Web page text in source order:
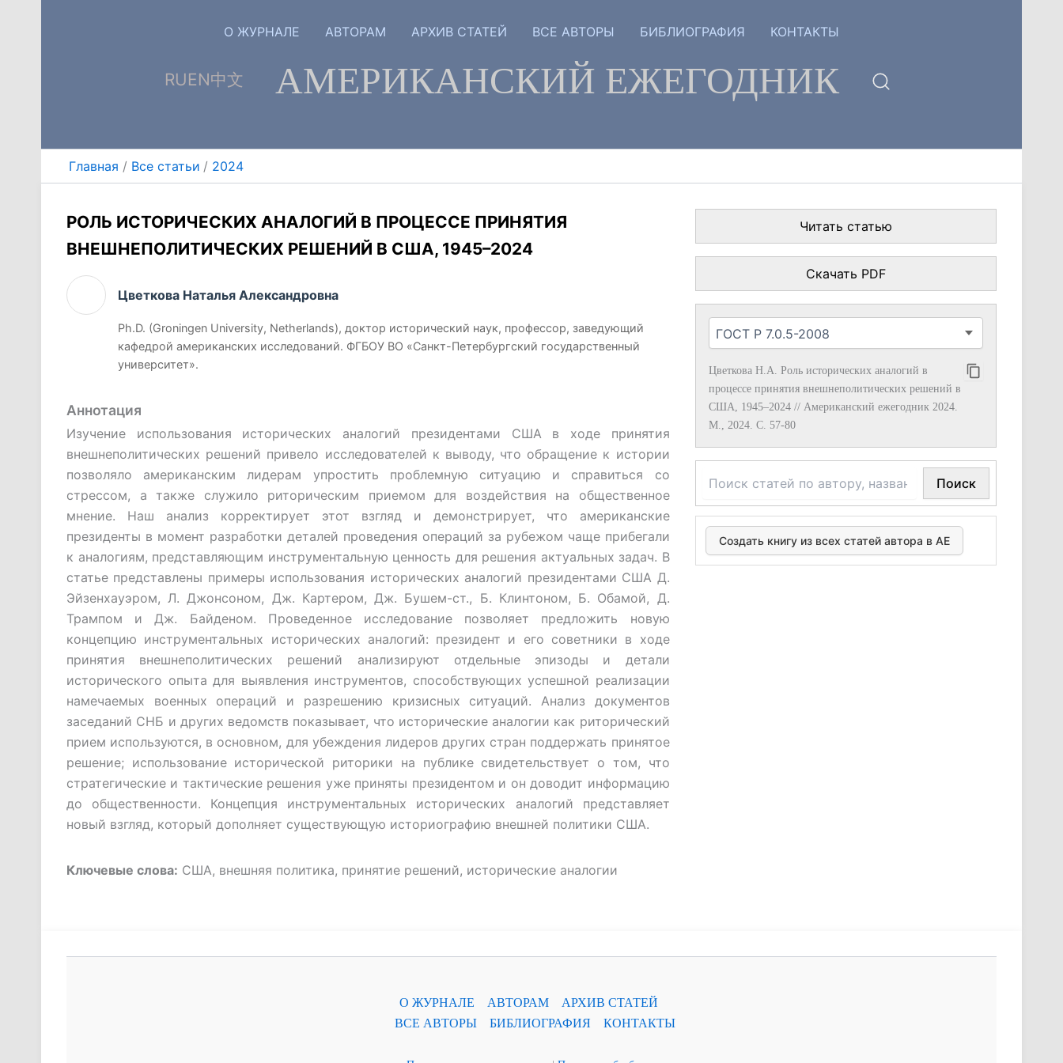
RUEN中文 АМЕРИКАНСКИЙ ЕЖЕГОДНИК
О ЖУРНАЛЕ АВТОРАМ АРХИВ СТАТЕЙ ВСЕ АВТОРЫ БИБЛИОГРАФИЯ КОНТАКТЫ
Главная Все статьи 2024
РОЛЬ ИСТОРИЧЕСКИХ АНАЛОГИЙ В ПРОЦЕССЕ ПРИНЯТИЯ
ВНЕШНЕПОЛИТИЧЕСКИХ РЕШЕНИЙ В США, 1945–2024
Цветкова Наталья Александровна
Ph.D. (Groningen University, Netherlands), доктор исторический наук, профессор, заведующий
кафедрой американских исследований. ФГБОУ ВО «Санкт-Петербургский государственный
университет».
Аннотация
Изучение использования исторических аналогий президентами США в ходе принятия
внешнеполитических решений привело исследователей к выводу, что обращение к истории
позволяло американским лидерам упростить проблемную ситуацию и справиться со
стрессом, а также служило риторическим приемом для воздействия на общественное
мнение. Наш анализ корректирует этот взгляд и демонстрирует, что американские
президенты в момент разработки деталей проведения операций за рубежом чаще прибегали
к аналогиям, представляющим инструментальную ценность для решения актуальных задач. В
статье представлены примеры использования исторических аналогий президентами США Д.
Эйзенхауэром, Л. Джонсоном, Дж. Картером, Дж. Бушем-ст., Б. Клинтоном, Б. Обамой, Д.
Трампом и Дж. Байденом. Проведенное исследование позволяет предложить новую
концепцию инструментальных исторических аналогий: президент и его советники в ходе
принятия внешнеполитических решений анализируют отдельные эпизоды и детали
исторического опыта для выявления инструментов, способствующих успешной реализации
намечаемых военных операций и разрешению кризисных ситуаций. Анализ документов
заседаний СНБ и других ведомств показывает, что исторические аналогии как риторический
прием используются, в основном, для убеждения лидеров других стран поддержать принятое
решение; использование исторической риторики на публике свидетельствует о том, что
стратегические и тактические решения уже приняты президентом и он доводит информацию
до общественности. Концепция инструментальных исторических аналогий представляет
новый взгляд, который дополняет существующую историографию внешней политики США.
Ключевые слова: США, внешняя политика, принятие решений, исторические аналогии
Читать статью
Скачать PDF
Цветкова Н.А. Роль исторических аналогий в
процессе принятия внешнеполитических решений в
США, 1945–2024 // Американский ежегодник 2024.
М., 2024. С. 57-80
Поиск
Создать книгу из всех статей автора в АЕ
О ЖУРНАЛЕ АВТОРАМ
АРХИВ СТАТЕЙ
ВСЕ АВТОРЫ
БИБЛИОГРАФИЯ КОНТАКТЫ